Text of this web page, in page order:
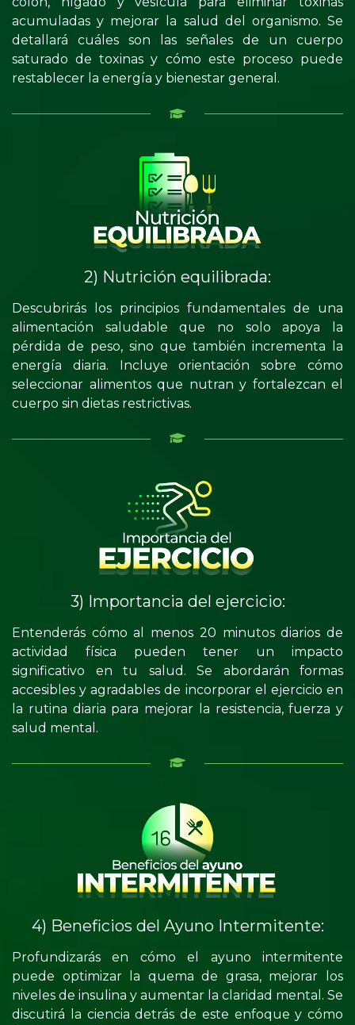
acumuladas y mejorar la salud del organismo. Se
detallará cuáles son las señales de un cuerpo
saturado de toxinas y cómo este proceso puede
restablecer la energía y bienestar general.
2) Nutrición equilibrada:
Descubrirás los principios fundamentales de una
alimentación saludable que no solo apoya la
pérdida de peso, sino que también incrementa la
energía diaria. Incluye orientación sobre cómo
seleccionar alimentos que nutran y fortalezcan el
cuerpo sin dietas restrictivas.
3) Importancia del ejercicio:
Entenderás cómo al menos 20 minutos diarios de
actividad física pueden tener un impacto
significativo en tu salud. Se abordarán formas
accesibles y agradables de incorporar el ejercicio en
la rutina diaria para mejorar la resistencia, fuerza y
salud mental.
4) Beneficios del Ayuno Intermitente:
Profundizarás en cómo el ayuno intermitente
puede optimizar la quema de grasa, mejorar los
niveles de insulina y aumentar la claridad mental. Se
discutirá la ciencia detrás de este enfoque y cómo